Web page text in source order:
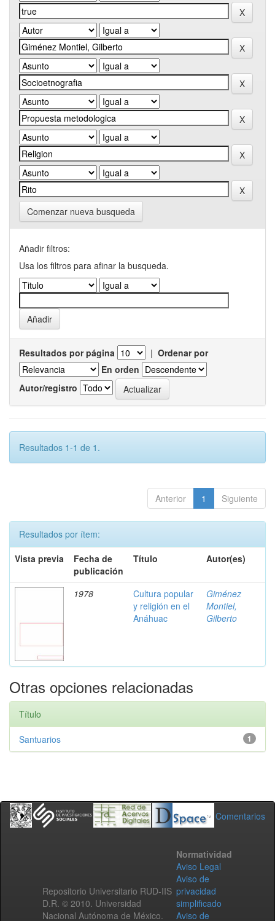
Comenzar nueva busqueda
Añadir filtros:
Usa los filtros para afinar la busqueda.
Resultados por página | Ordenar por
En orden
Autor/registro
Resultados 1-1 de 1.
Anterior 1 Siguiente
Resultados por ítem:
Vista previa
Fecha de
publicación
Título Autor(es)
1978
Cultura popular
y religión en el
Anáhuac
Giménez
Montiel,
Gilberto
Otras opciones relacionadas
Título
1
Santuarios
Comentarios
Repositorio Universitario RUD-IIS
D.R. © 2010. Universidad
Nacional Autónoma de México.
Normatividad
Aviso Legal
Aviso de
privacidad
simplificado
Aviso de